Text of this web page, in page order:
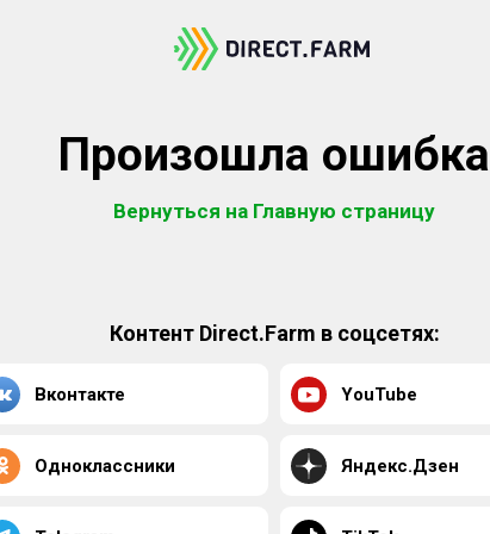
Произошла ошибка
Вернуться на Главную страницу
Контент Direct.Farm в соцсетях:
Вконтакте YouTube
Одноклассники Яндекс.Дзен